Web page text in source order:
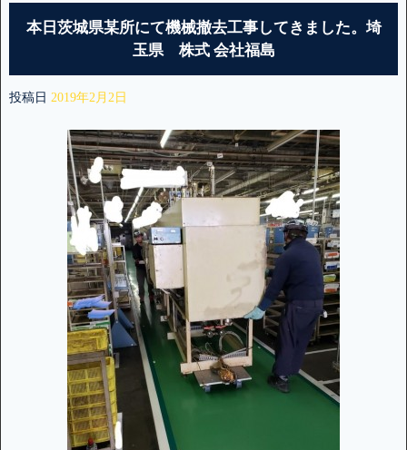
本日茨城県某所にて機械撤去工事してきました。埼
玉県 株式 会社福島
投稿日 2019年2月2日